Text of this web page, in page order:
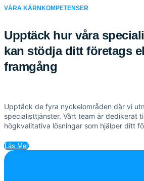
VÅRA KÄRNKOMPETENSER
Upptäck hur våra
kan stödja ditt företags
framgång
Upptäck de fyra nyckelområden där vi
specialisttjänster. Vårt team är dedikerat
högkvalitativa lösningar som hjälper ditt
Läs Mer